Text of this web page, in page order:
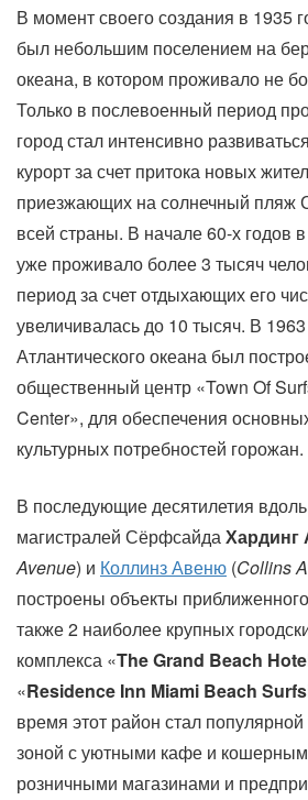
В момент своего создания в 1935
был небольшим поселением на
океана, в котором проживало не
Только в послевоенный период
город стал интенсивно
курорт за счет притока новых
приезжающих на солнечный пляж
всей страны. В начале 60-х годов
уже проживало более 3 тысяч
период за счет отдыхающих его
увеличивалась до 10 тысяч. В
Атлантического океана был
общественный центр «Town Of
Center», для обеспечения
культурных потребностей горожан.
В последующие десятилетия
магистралей СёрфсайдаХардинг
Avenue) и Коллинз Авеню (Collins
построены объекты
также 2 наиболее крупных
комплекса «The Grand Beach
«Residence Inn Miami Beach
время этот район стал популярной
зоной с уютными кафе и
розничными магазинами и